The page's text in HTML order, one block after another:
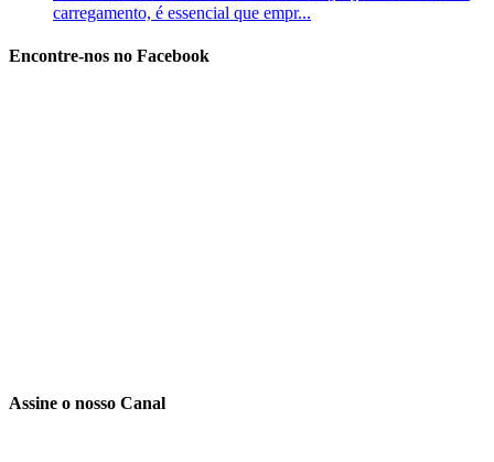
carregamento, é essencial que empr...
Encontre-nos no Facebook
Assine o nosso Canal